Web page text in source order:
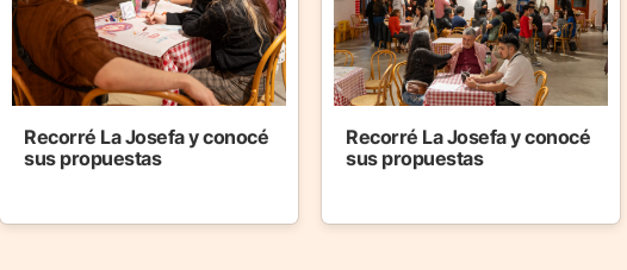
Recorré La Josefa y conocé
sus propuestas
Recorré La Josefa y conocé
sus propuestas